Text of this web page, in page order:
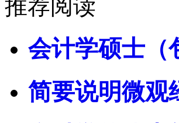
推荐阅读
会计学硕士（
简要说明微观